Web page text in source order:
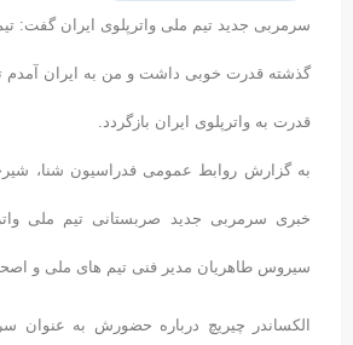
سرمربی جدید تیم ملی واترپلوی ایران گفت: تیم
گذشته قدرت خوبی داشت و من به ایران آمدم
قدرت به واترپلوی ایران بازگردد.
به گزارش روابط عمومی فدراسیون شنا،
خبری سرمربی جدید صربستانی تیم ملی
سیروس طاهریان مدیر فنی تیم های ملی و
الکساندر چیریچ درباره حضورش به عنوان